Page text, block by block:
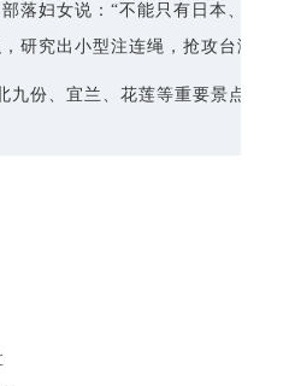
妇女说：“不能只有日本、韩国
研究出小型注连绳，抢攻台湾祈
份、宜兰、花莲等重要景点，都